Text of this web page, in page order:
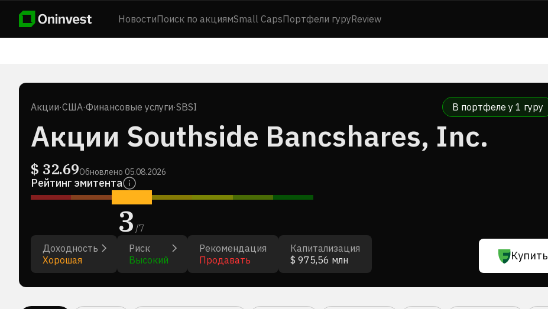
НовостиПоиск по акциямSmall CapsПортфели гуруReview
Акции·США·Финансовые услуги·SBSI В портфеле у 1 гуру
Акции Southside Bancshares, Inc.
$ 32.69Обновлено 05.08.2026
Рейтинг эмитента
3/7
Доходность
Хорошая
Риск
Высокий
Рекомендация
Продавать
Капитализация
$ 975,56 млн
Купить